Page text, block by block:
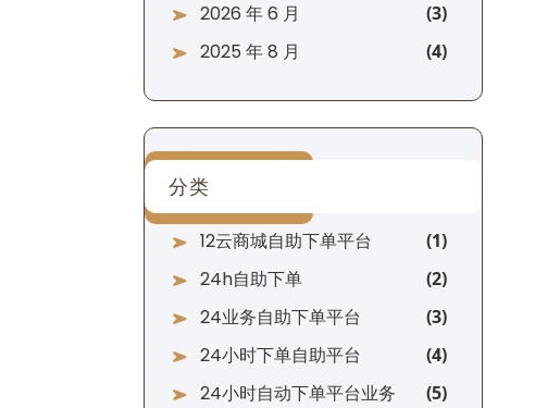
2026 年 6 月
2025 年 8 月
分类
12云商城自助下单平台
24h自助下单
24业务自助下单平台
24小时下单自助平台
24小时自动下单平台业务